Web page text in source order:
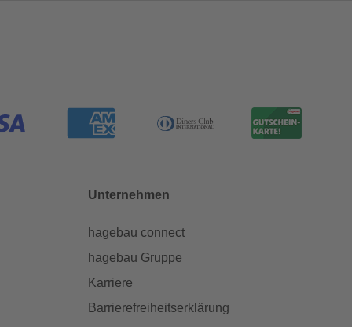
Unternehmen
hagebau connect
hagebau Gruppe
Karriere
Barrierefreiheitserklärung